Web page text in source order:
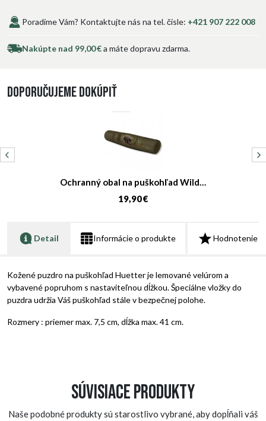
Poradíme Vám? Kontaktujte nás na tel. čísle: +421 907 222 008
Nakúpte nad 99,00 €a máte dopravu zdarma.
Doporučujeme dokúpiť
Ochranný obal na puškohľad Wild…
19,90 €
Detail Informácie o produkte Hodnotenie
Kožené puzdro na puškohľad Huetter je lemované velúrom a
vybavené popruhom s nastaviteľnou dĺžkou. Špeciálne vložky do
puzdra udržia Váš puškohľad stále v bezpečnej polohe.
Rozmery : priemer max. 7,5 cm, dĺžka max. 41 cm.
Súvisiace produkty
Naše podobné produkty sú starostlivo vybrané, aby dopĺňali váš